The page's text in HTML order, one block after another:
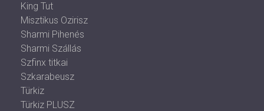
King Tut
Misztikus Ozirisz
Sharmi Pihenés
Sharmi Szállás
Szfinx titkai
Szkarabeusz
Türkiz
Türkiz PLUSZ